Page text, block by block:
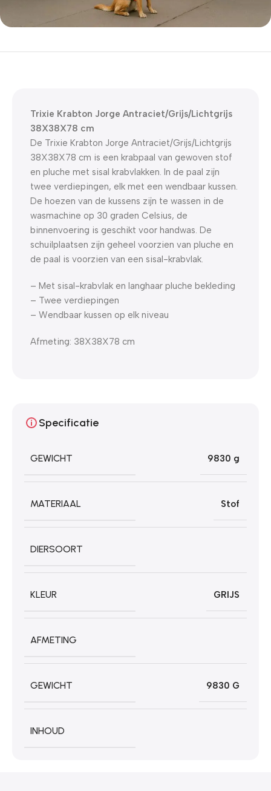
5% korting met code
Trixie Krabton Jorge Antraciet/Grijs/Lichtgrijs
38X38X78 cm
De Trixie Krabton Jorge Antraciet/Grijs/Lichtgrijs
38X38X78 cm is een krabpaal van gewoven stof
en pluche met sisal krabvlakken. In de paal zijn
twee verdiepingen, elk met een wendbaar kussen.
De hoezen van de kussens zijn te wassen in de
wasmachine op 30 graden Celsius, de
binnenvoering is geschikt voor handwas. De
schuilplaatsen zijn geheel voorzien van pluche en
de paal is voorzien van een sisal-krabvlak.
– Met sisal-krabvlak en langhaar pluche bekleding
– Twee verdiepingen
– Wendbaar kussen op elk niveau
Afmeting: 38X38X78 cm
Specificatie
GEWICHT 9830 g
MATERIAAL Stof
DIERSOORT
KLEUR GRIJS
AFMETING
GEWICHT 9830 G
INHOUD